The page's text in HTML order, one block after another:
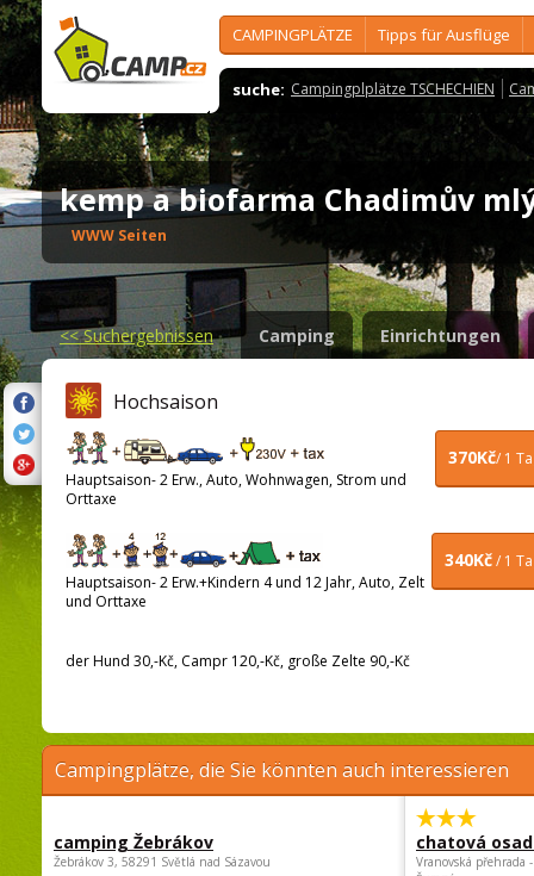
CAMPINGPLÄTZE Tipps für Ausflüge
suche: Campingplplätze TSCHECHIEN
kemp a biofarma Chadimův
WWW Seiten
<<Suchergebnissen Camping Einrichtungen
Hochsaison
370Kč/ 1
Hauptsaison- 2 Erw., Auto, Wohnwagen, Strom und
Orttaxe
340Kč/ 1
Hauptsaison- 2 Erw.+Kindern 4 und 12 Jahr, Auto, Zelt
und Orttaxe
der Hund 30,-Kč, Campr 120,-Kč, große Zelte 90,-Kč
Campingplätze, die Sie könnten auch interessieren
camping Žebrákov
Žebrákov 3, 58291 Světlá nad Sázavou
chatová
Vranovská přehrada